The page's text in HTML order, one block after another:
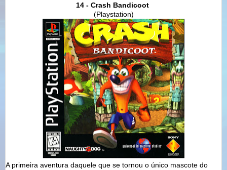
14 - Crash Bandicoot
(Playstation)
A primeira aventura daquele que se tornou o único mascote do